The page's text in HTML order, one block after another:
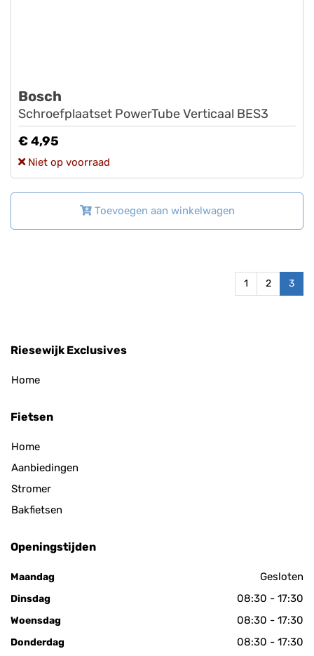
Bosch
Schroefplaatset PowerTube Verticaal BES3
€ 4,95
Niet op voorraad
Toevoegen aan winkelwagen
1 2 3
Riesewijk Exclusives
Home
Fietsen
Home
Aanbiedingen
Stromer
Bakfietsen
Openingstijden
Maandag Gesloten
Dinsdag 08:30 - 17:30
Woensdag 08:30 - 17:30
Donderdag 08:30 - 17:30